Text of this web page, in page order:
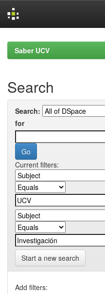
navigationSaber UCV
Search
Search:
for
Current filters:
Start a new search
Add filters: